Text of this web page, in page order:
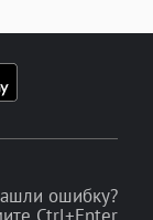
ошибку?